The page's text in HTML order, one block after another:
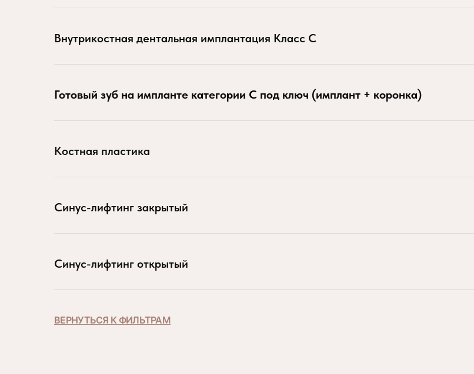
Внутрикостная дентальная имплантация Класс С
Готовый зуб на импланте категории С под ключ (имплант + коронка)
Костная пластика
Синус-лифтинг закрытый
Синус-лифтинг открытый
ВЕРНУТЬСЯ К ФИЛЬТРАМ